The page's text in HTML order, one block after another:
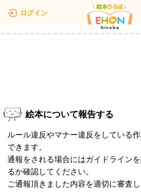
ログイン
絵本について報告する
ルール違反やマナー違反をしている
できます。
通報をされる場合にはガイドライン
るか確認してください。
ご通報頂きました内容を適切に審査